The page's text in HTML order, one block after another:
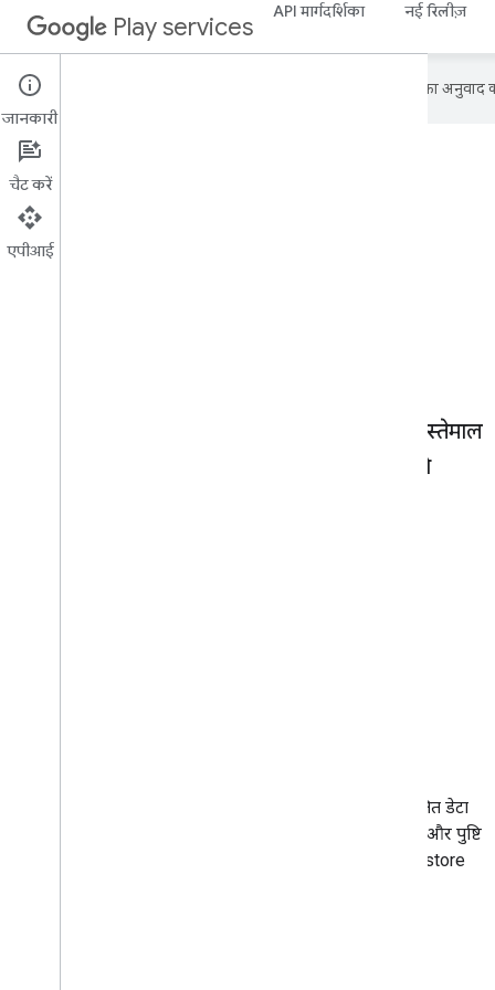
Play services
API मार्गदर्शिका नई रिलीज़
Google आपकी पसंदीदा भाषा में कॉन्टेंट का
Google Play
Google की नई सुविधाओं और टेक्नोलॉजी का इस्तेमाल
करके, दुनिया भर के लोगों को Android का सबसे
पक्का करें कि उपयोगकर्ताओं को भरोसेमंद और सुरक्षित डेटा
हैंडलिंग की सुविधा मिले. इसके लिए, बेहतर एन्क्रिप्शन और पुष्टि
करने के मज़बूत तरीकों का इस्तेमाल करें. जैसे, Blockstore
जानकारी
चैट करें
एपीआई